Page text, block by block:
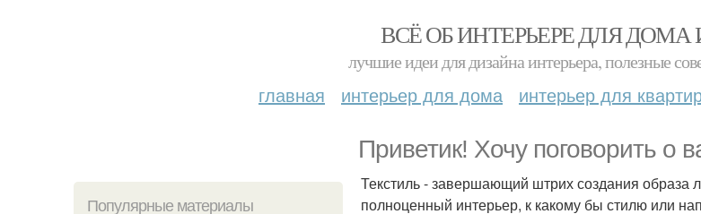
ВСЁ ОБ ИНТЕРЬЕРЕ ДЛЯ ДОМА
лучшие идеи для дизайна интерьера, полезные
главная интерьер для дома интерьер для
Приветик! Хочу поговорить о
Популярные материалы
Текстиль - завершающий штрих создания образа
полноценный интерьер, к какому бы стилю или